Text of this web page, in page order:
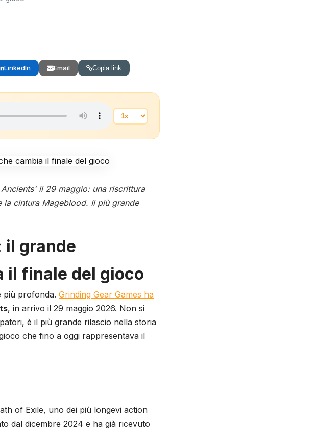
LinkedIn Email Copia link
il 29 maggio: una riscrittura
cintura Mageblood. Il più grande
il grande
il finale del gioco
più profonda. Grinding Gear Games ha
, in arrivo il 29 maggio 2026. Non si
è il più grande rilascio nella storia
che fino a oggi rappresentava il
of Exile, uno dei più longevi action
dal dicembre 2024 e ha già ricevuto